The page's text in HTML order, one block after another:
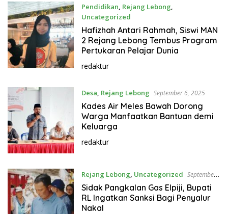
Pendidikan, Rejang Lebong,
Uncategorized
September 8, 2025
Hafizhah Antari Rahmah, Siswi MAN
2 Rejang Lebong Tembus Program
Pertukaran Pelajar Dunia
redaktur
Desa, Rejang Lebong September 6, 2025
Kades Air Meles Bawah Dorong
Warga Manfaatkan Bantuan demi
Keluarga
redaktur
Rejang Lebong, Uncategorized September
5, 2025
Sidak Pangkalan Gas Elpiji, Bupati
RL Ingatkan Sanksi Bagi Penyalur
Nakal